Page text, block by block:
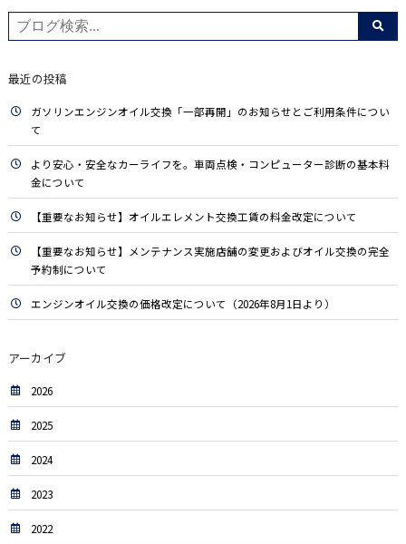
最近の投稿
ガソリンエンジンオイル交換「一部再開」のお知らせとご利用条件につい
て
より安心・安全なカーライフを。車両点検・コンピューター診断の基本料
金について
【重要なお知らせ】オイルエレメント交換工賃の料金改定について
【重要なお知らせ】メンテナンス実施店舗の変更およびオイル交換の完全
予約制について
エンジンオイル交換の価格改定について（2026年8月1日より）
アーカイブ
2026
2025
2024
2023
2022